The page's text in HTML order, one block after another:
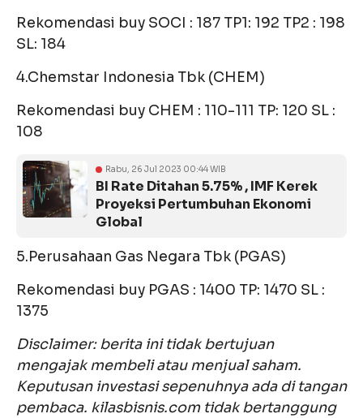
Rekomendasi buy SOCI : 187 TP1: 192 TP2 : 198
SL: 184
4.Chemstar Indonesia Tbk (CHEM)
Rekomendasi buy CHEM : 110-111 TP: 120 SL :
108
Rabu, 26 Jul 2023 00:44 WIB
BI Rate Ditahan 5.75% , IMF Kerek
Proyeksi Pertumbuhan Ekonomi
Global
5.Perusahaan Gas Negara Tbk (PGAS)
Rekomendasi buy PGAS : 1400 TP: 1470 SL :
1375
Disclaimer: berita ini tidak bertujuan
mengajak membeli atau menjual saham.
Keputusan investasi sepenuhnya ada di tangan
pembaca. kilasbisnis.com tidak bertanggung